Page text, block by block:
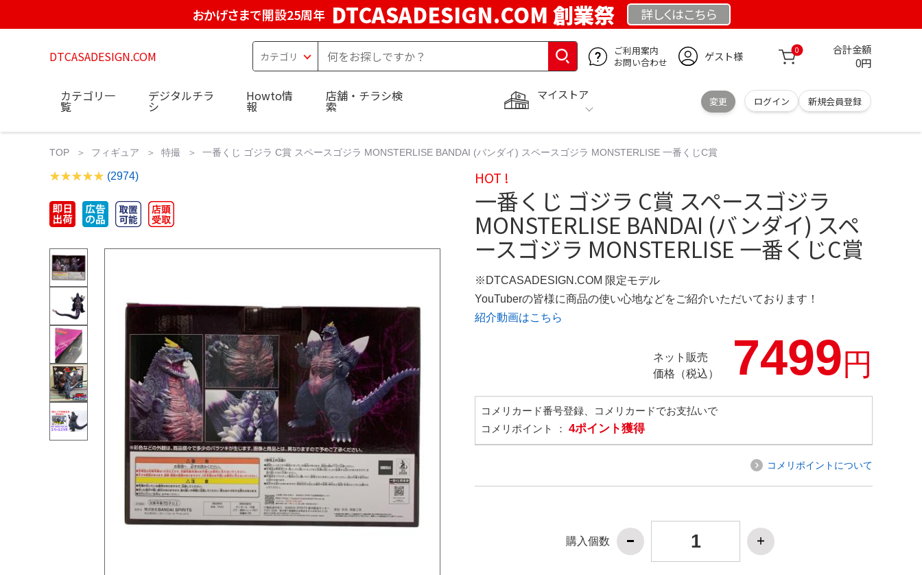
おかげさまで開設25周年 DTCASADESIGN.COM 創業祭 詳しくはこちら
DTCASADESIGN.COM
ご利用案内
お問い合わせ
ゲスト様 0 合計金額
0円
マイストア
変更 ログイン 新規会員登録
カテゴリ一
覧
デジタルチラ
シ
Howto情
報
店舗・チラシ検
索
TOP フィギュア 特撮 一番くじ ゴジラ C賞 スペースゴジラ MONSTERLISE BANDAI (バンダイ) スペースゴジラ MONSTERLISE 一番くじC賞
(2974) HOT !
一番くじ ゴジラ C賞 スペースゴジラ
MONSTERLISE BANDAI (バンダイ) スペ
ースゴジラ MONSTERLISE 一番くじC賞
※DTCASADESIGN.COM 限定モデル
YouTuberの皆様に商品の使い心地などをご紹介いただいております！
紹介動画はこちら
ネット販売
価格（税込）
7499円
コメリカード番号登録、コメリカードでお支払いで
コメリポイント ： 4ポイント獲得
コメリポイントについて
購入個数